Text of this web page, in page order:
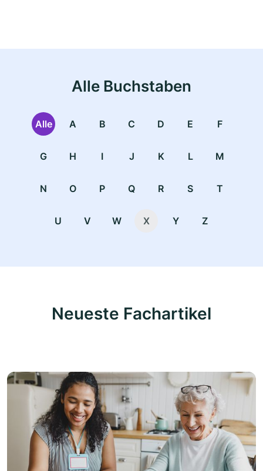
Alle Buchstaben
Alle A B C D E F
G H I J K L M
N O P Q R S T
U V W X Y Z
Neueste Fachartikel